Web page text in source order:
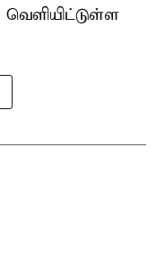
வெளியிட்டுள்ள